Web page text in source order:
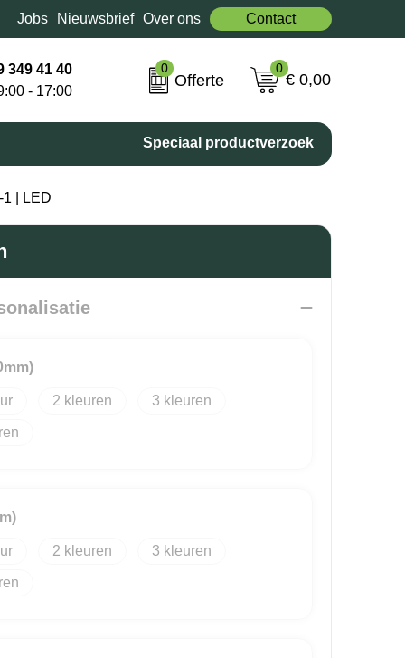
Jobs Nieuwsbrief Over ons Contact
349 41 40
- 17:00
0
Offerte
0
€ 0,00
Speciaal productverzoek
| LED
2 3
2 3